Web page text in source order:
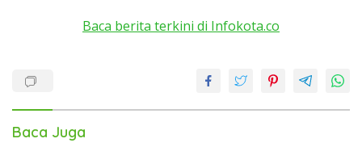
Baca berita terkini di Infokota.co
Baca Juga